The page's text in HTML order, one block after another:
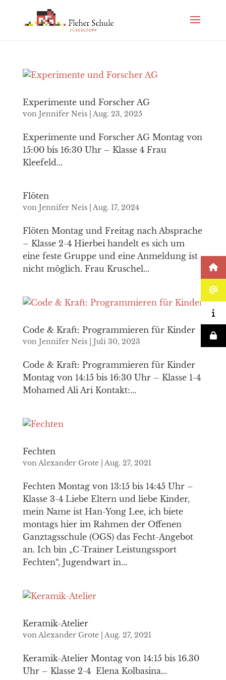
Experimente und Forscher AG
von Jennifer Neis| Aug. 23, 2025
Experimente und Forscher AG Montag von
15:00 bis 16:30 Uhr – Klasse 4 Frau
Kleefeld...
Flöten
von Jennifer Neis| Aug. 17, 2024
Flöten Montag und Freitag nach Absprache
– Klasse 2-4 Hierbei handelt es sich um
eine feste Gruppe und eine Anmeldung ist
nicht möglich. Frau Kruschel...
Code & Kraft: Programmieren für Kinder
von Jennifer Neis| Juli 30, 2023
Code & Kraft: Programmieren für Kinder
Montag von 14:15 bis 16:30 Uhr – Klasse 1-4
Mohamed Ali Ari Kontakt:...
Fechten
vonAlexander Grote| Aug. 27, 2021
Fechten Montag von 13:15 bis 14:45 Uhr –
Klasse 3-4 Liebe Eltern und liebe Kinder,
mein Name ist Han-Yong Lee, ich biete
montags hier im Rahmen der Offenen
Ganztagsschule (OGS) das Fecht-Angebot
an. Ich bin „C-Trainer Leistungssport
Fechten“, Jugendwart in...
Keramik-Atelier
vonAlexander Grote| Aug. 27, 2021
Keramik-Atelier Montag von 14:15 bis 16.30
Uhr – Klasse 2-4 Elena Kolbasina...